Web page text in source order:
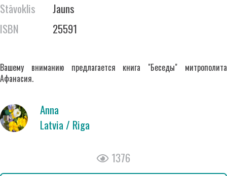
Stāvoklis
Jauns
ISBN
25591
Вашему вниманию предлагается книга "Беседы" митрополита
Афанасия.
Anna
Latvia / Riga
1376